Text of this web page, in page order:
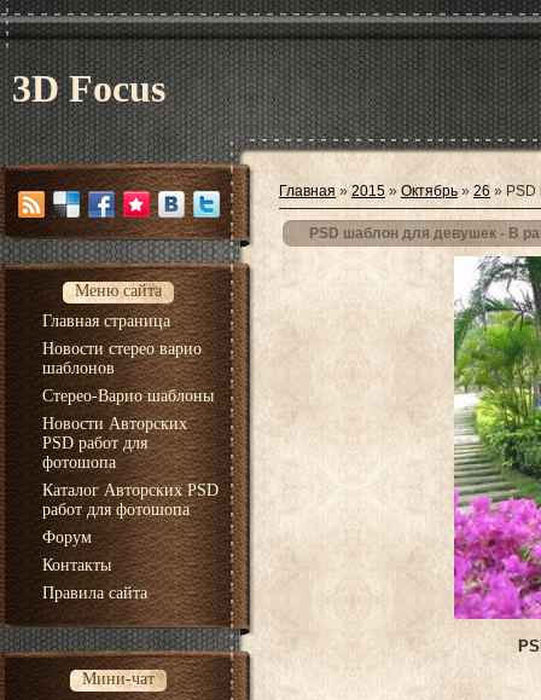
3D Focus
Меню сайта
Главная страница
Новости стерео варио
шаблонов
Стерео-Варио шаблоны
Новости Авторских
PSD работ для
фотошопа
Каталог Авторских PSD
работ для фотошопа
Форум
Контакты
Правила сайта
Мини-чат
Главная » 2015 » Октябрь » 26 » PSD
PSD шаблон для девушек - В